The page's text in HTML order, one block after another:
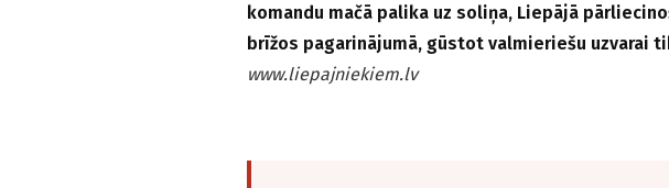
komandu mačā palika uz soliņa, Liepājā
brīžos pagarinājumā, gūstot valmieriešu uzvarai
www.liepajniekiem.lv